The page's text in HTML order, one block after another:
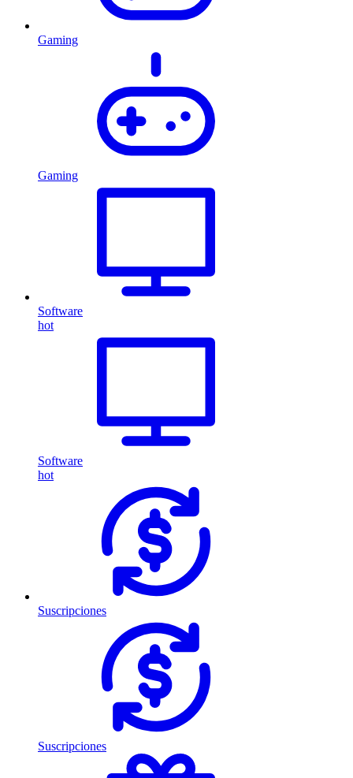
Gaming
Gaming
Software
hot
Software
hot
Suscripciones
Suscripciones